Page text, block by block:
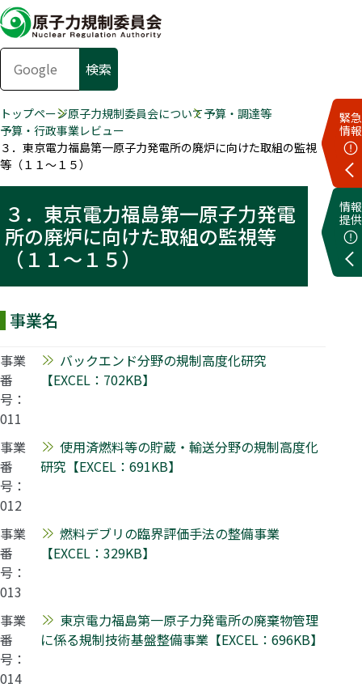
緊急
情報
情報
提供
トップページ原子力規制委員会について予算・調達等
予算・行政事業レビュー
３．東京電力福島第一原子力発電所の廃炉に向けた取組の監視
等（１１～１５）
３．東京電力福島第一原子力発電
所の廃炉に向けた取組の監視等
（１１～１５）
事業名
事業
番
号：
011
バックエンド分野の規制高度化研究
【EXCEL：702KB】
事業
番
号：
012
使用済燃料等の貯蔵・輸送分野の規制高度化
研究【EXCEL：691KB】
事業
番
号：
013
燃料デブリの臨界評価手法の整備事業
【EXCEL：329KB】
事業
番
号：
014
東京電力福島第一原子力発電所の廃棄物管理
に係る規制技術基盤整備事業【EXCEL：696KB】